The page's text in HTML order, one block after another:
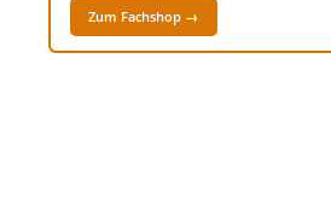
Zum Fachshop →